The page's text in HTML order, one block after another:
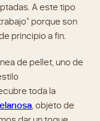
de pellet, uno de
toda la
, objeto de
dar un toque
con los
a una noche fría